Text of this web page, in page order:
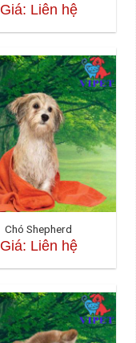
Giá: Liên hệ
Chó Shepherd
Giá: Liên hệ